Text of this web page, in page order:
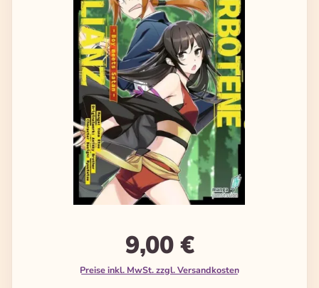
9,00 €
Preise inkl. MwSt. zzgl. Versandkosten